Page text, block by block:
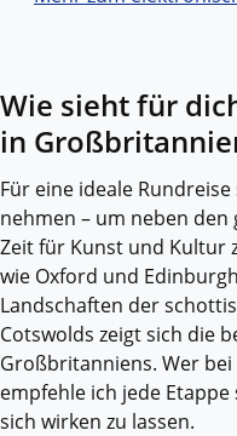
Wie sieht für
in
Für eine ideale
nehmen – um neben
Zeit für Kunst und Kultur
wie Oxford und
Landschaften der
Cotswolds zeigt sich die
Großbritanniens. Wer
empfehle ich jede
sich wirken zu lassen.